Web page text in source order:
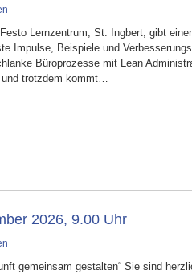
Lernzentrum, St. Ingbert, gibt
Impulse, Beispiele und
Büroprozesse mit Lean
trotzdem kommt…
2026, 9.00 Uhr
gemeinsam gestalten“ Sie sind